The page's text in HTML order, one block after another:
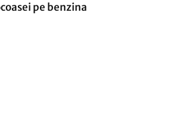
pe benzina